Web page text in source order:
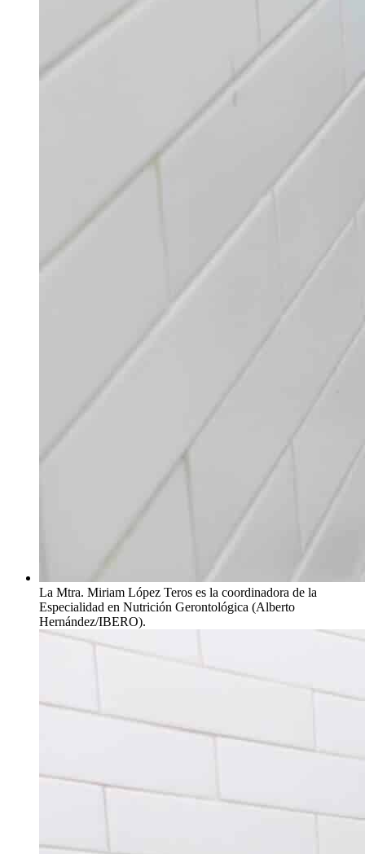
La Mtra. Miriam López Teros es la coordinadora de la
Especialidad en Nutrición Gerontológica (Alberto
Hernández/IBERO).